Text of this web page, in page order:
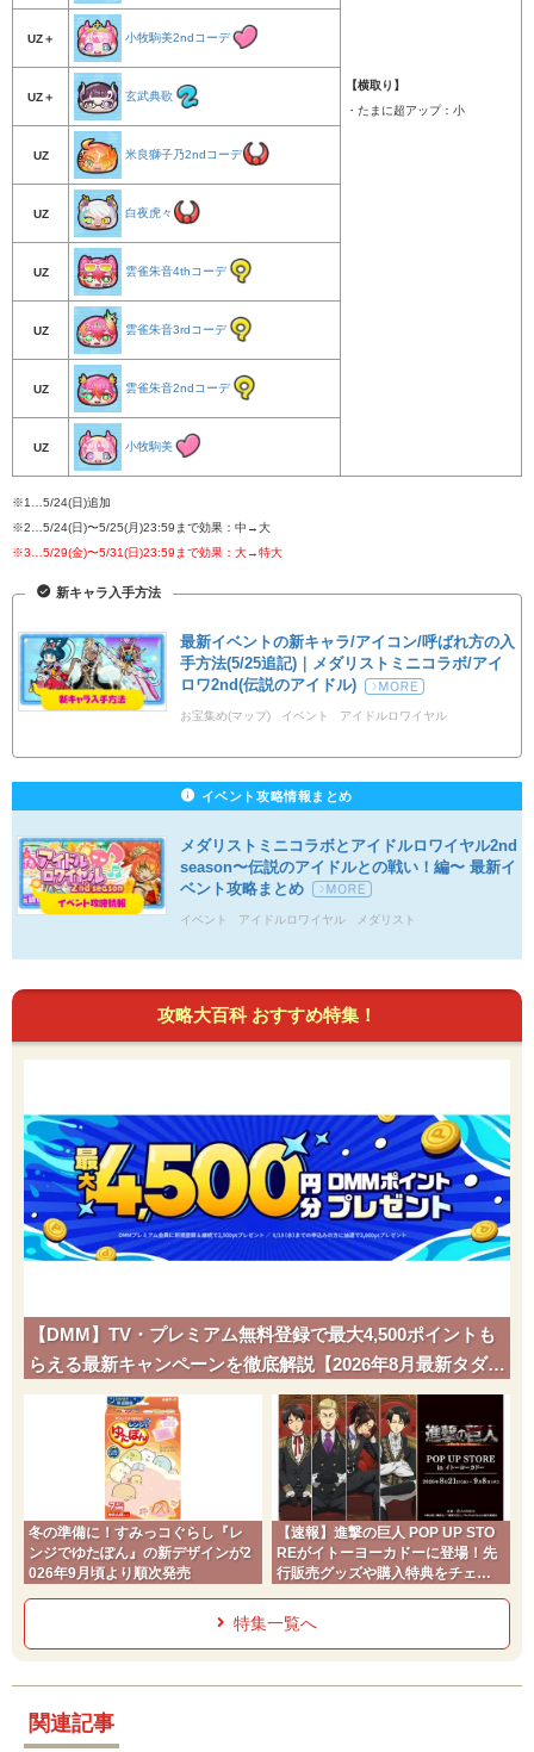
【横取り】
・たまに超アップ：小
UZ＋ 小牧駒美2ndコーデ
UZ＋ 玄武典歌
UZ 米良獅子乃2ndコーデ
UZ 白夜虎々
UZ 雲雀朱音4thコーデ
UZ 雲雀朱音3rdコーデ
UZ 雲雀朱音2ndコーデ
UZ 小牧駒美
※1…5/24(日)追加
※2…5/24(日)〜5/25(月)23:59まで効果：中→大
※3…5/29(金)〜5/31(日)23:59まで効果：大→特大
新キャラ入手方法
最新イベントの新キャラ/アイコン/呼ばれ方の入
手方法(5/25追記)｜メダリストミニコラボ/アイ
ロワ2nd(伝説のアイドル)
お宝集め(マップ) イベント アイドルロワイヤル
イベント攻略情報まとめ
メダリストミニコラボとアイドルロワイヤル2nd
season〜伝説のアイドルとの戦い！編〜 最新イ
ベント攻略まとめ
イベント アイドルロワイヤル メダリスト
攻略大百科 おすすめ特集！
【DMM】TV・プレミアム無料登録で最大4,500ポイントも
らえる最新キャンペーンを徹底解説【2026年8月最新タダポ
チ】
冬の準備に！すみっコぐらし『レ
ンジでゆたぽん』の新デザインが2
026年9月頃より順次発売
【速報】進撃の巨人 POP UP STO
REがイトーヨーカドーに登場！先
行販売グッズや購入特典をチェッ
特集一覧へ
関連記事